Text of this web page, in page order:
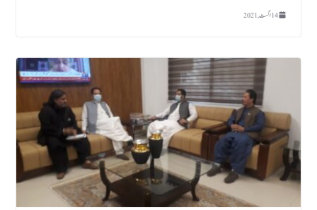
14 اگست, 2021